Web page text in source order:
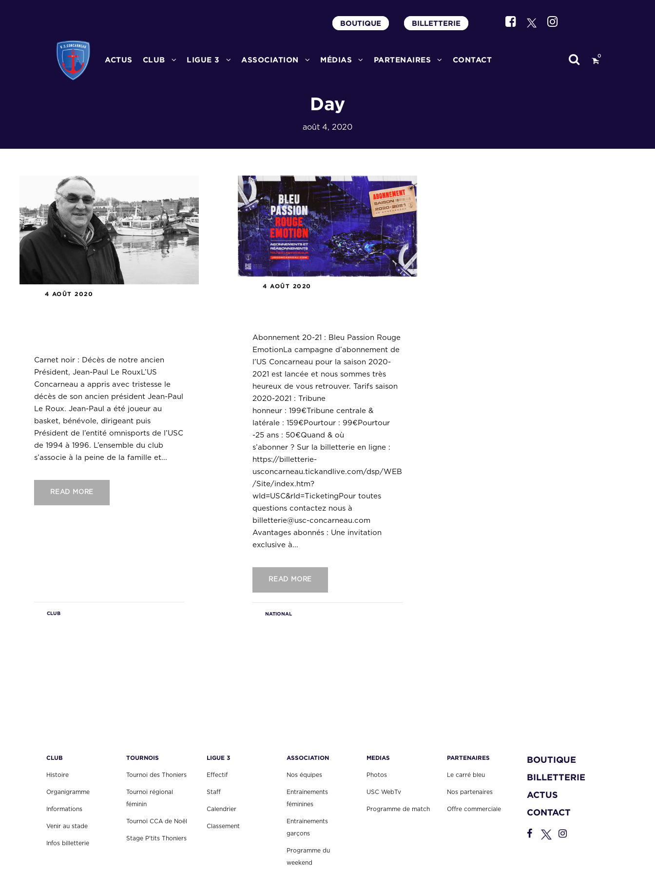
BOUTIQUE BILLETTERIE
ACTUS CLUB LIGUE 3 ASSOCIATION MÉDIAS PARTENAIRES CONTACT 0
Day
août 4, 2020
4 AOÛT 2020
Carnet noir : Décès de notre ancien
Président, Jean-Paul Le RouxL’US
Concarneau a appris avec tristesse le
décès de son ancien président Jean-Paul
Le Roux. Jean-Paul a été joueur au
basket, bénévole, dirigeant puis
Président de l’entité omnisports de l’USC
de 1994 à 1996. L’ensemble du club
s’associe à la peine de la famille et...
READ MORE
CLUB
4 AOÛT 2020
Abonnement 20-21 : Bleu Passion Rouge
EmotionLa campagne d’abonnement de
l’US Concarneau pour la saison 2020-
2021 est lancée et nous sommes très
heureux de vous retrouver. Tarifs saison
2020-2021 : Tribune
honneur : 199€Tribune centrale &
latérale : 159€Pourtour : 99€Pourtour
-25 ans : 50€Quand & où
s’abonner ? Sur la billetterie en ligne :
https://billetterie-
usconcarneau.tickandlive.com/dsp/WEB
/Site/index.htm?
wId=USC&rId=TicketingPour toutes
questions contactez nous à
billetterie@usc-concarneau.com
Avantages abonnés : Une invitation
exclusive à...
READ MORE
NATIONAL
CLUB
Histoire
Organigramme
Informations
Venir au stade
Infos billetterie
TOURNOIS
Tournoi des Thoniers
Tournoi régional
féminin
Tournoi CCA de Noël
Stage P'tits Thoniers
LIGUE 3
Effectif
Staff
Calendrier
Classement
ASSOCIATION
Nos équipes
Entrainements
féminines
Entrainements
garçons
Programme du
weekend
MEDIAS
Photos
USC WebTv
Programme de match
PARTENAIRES
Le carré bleu
Nos partenaires
Offre commerciale
BOUTIQUE
BILLETTERIE
ACTUS
CONTACT